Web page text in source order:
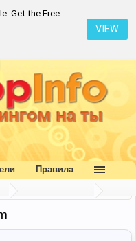
Get the Free
VIEW
Правила